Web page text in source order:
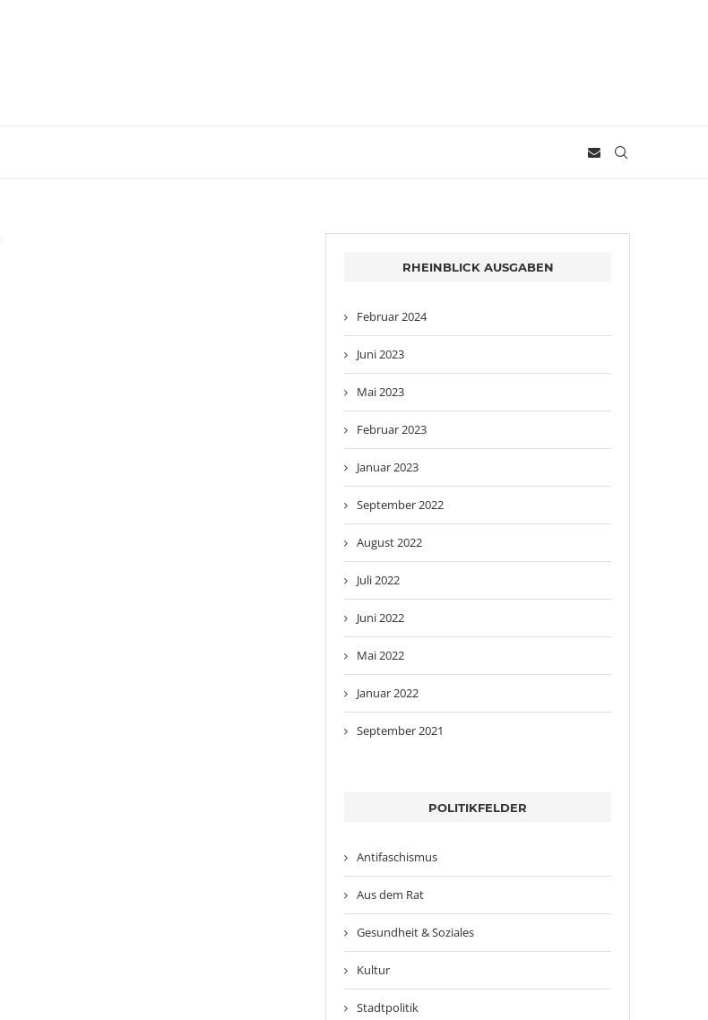
RHEINBLICK AUSGABEN
Februar 2024
Juni 2023
Mai 2023
Februar 2023
Januar 2023
September 2022
August 2022
Juli 2022
Juni 2022
Mai 2022
Januar 2022
September 2021
POLITIKFELDER
Antifaschismus
Aus dem Rat
Gesundheit & Soziales
Kultur
Stadtpolitik